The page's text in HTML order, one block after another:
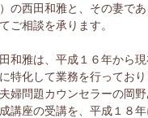
の西田和雅と、その妻で
ご相談を承ります。
和雅は、平成１６年から
特化して業務を行ってお
婦問題カウンセラーの岡
講座の受講を、平成１８